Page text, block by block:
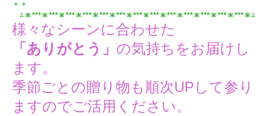
＊＊
⁂＊***＊***＊***＊***＊***＊***＊***＊***＊***＊***＊***＊***＊***＊⁂
様々なシーンに合わせた
「ありがとう」 の気持ちをお届けし
ます。
季節ごとの贈り物も順次UPして参り
ますのでご活用ください。